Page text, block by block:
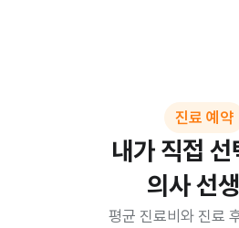
진료 예약
내가 직접
의사 선
평균 진료비와 진료